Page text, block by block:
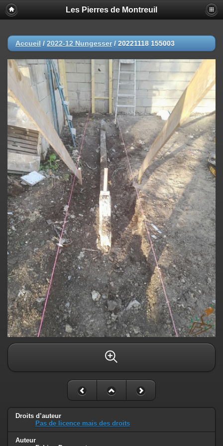
Les Pierres de Montreuil
Accueil / 2022-12 Nungesser/ 20221118 155003
Droits d’auteur
Pas de licence mais des droits
Auteur